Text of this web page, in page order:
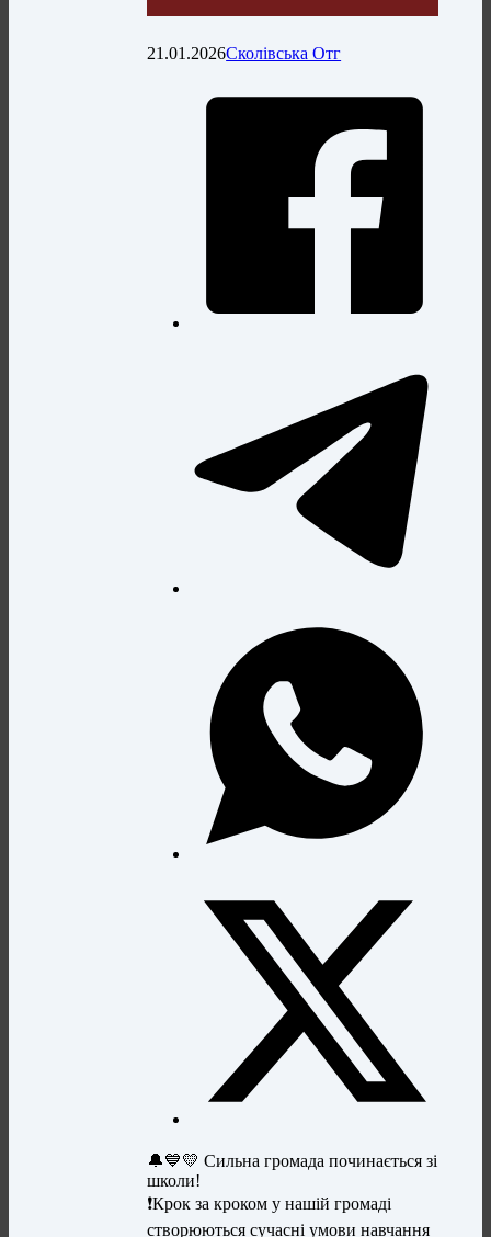
21.01.2026Сколівська Отг
🔔💙💛 Сильна громада починається зі
школи!
❗️Крок за кроком у нашій громаді
створюються сучасні умови навчання